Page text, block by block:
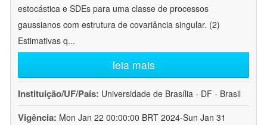
estocástica e SDEs para uma classe de processos
gaussianos com estrutura de covariância singular. (2)
Estimativas q...
leia mais
Instituição/UF/País: Universidade de Brasília - DF - Brasil
Vigência: Mon Jan 22 00:00:00 BRT 2024-Sun Jan 31